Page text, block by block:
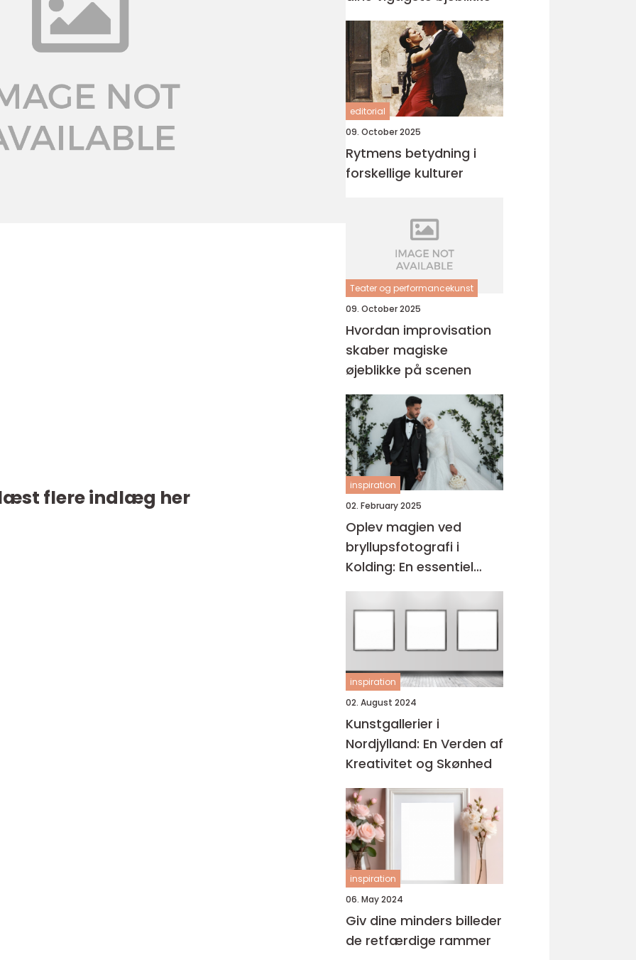
flere indlæg her
editorial
09. October 2025
Rytmens betydning i
forskellige kulturer
Teater og performancekunst
09. October 2025
Hvordan improvisation
skaber magiske
øjeblikke på scenen
inspiration
02. February 2025
Oplev magien ved
bryllupsfotografi i
Kolding: En essentiel
guide
inspiration
02. August 2024
Kunstgallerier i
Nordjylland: En Verden af
Kreativitet og Skønhed
inspiration
06. May 2024
Giv dine minders billeder
de retfærdige rammer